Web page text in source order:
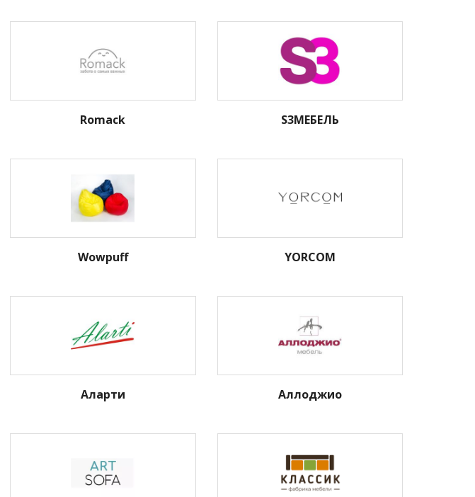
Romack S3МЕБЕЛЬ
Wowpuff YORCOM
Аларти Аллоджио